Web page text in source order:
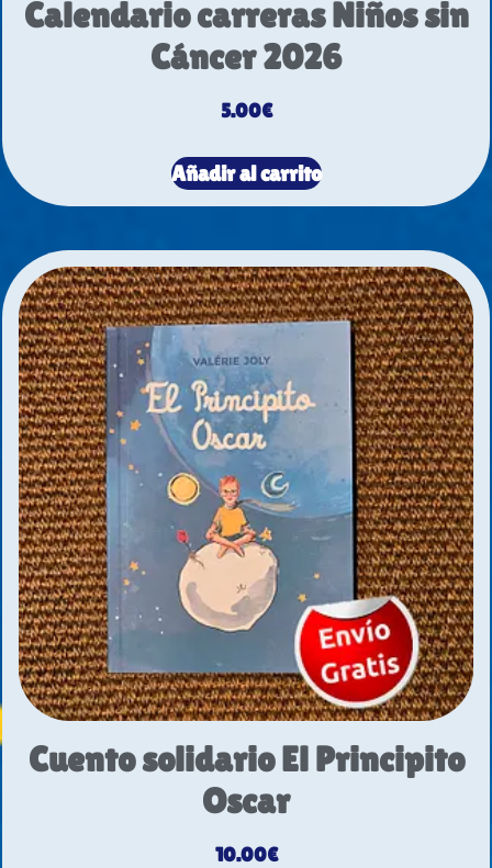
Calendario carreras Niños sin
Cáncer 2026
5.00€
Añadir al carrito
Cuento solidario El Principito
Oscar
10.00€